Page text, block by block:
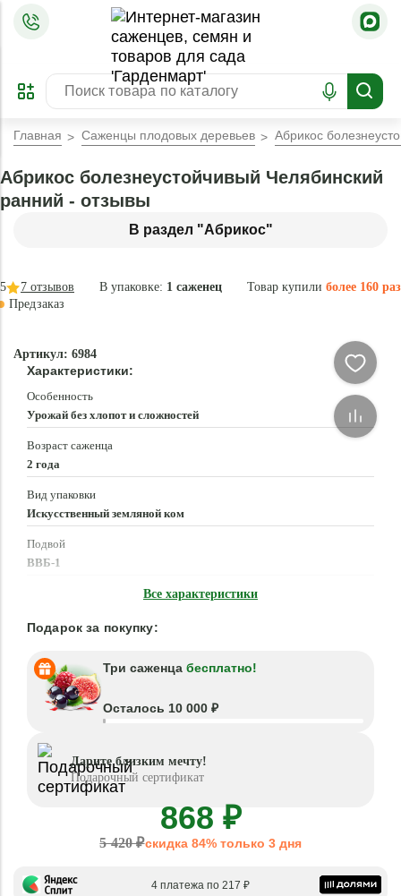
ПРЕДЗАКАЗ
ЗАБРОНИРОВАТЬ
ЛУЧШЕЕ
Главная Саженцы плодовых деревьев Абрикос
В раздел "Абрикос"
Абрикос болезнеустойчивый Челябинский
ранний - отзывы
В упаковке: 1 саженец Товар купили более 160 раз
5 7 отзывов
Предзаказ
Артикул: 6984
Характеристики:
Особенность
Урожай без хлопот и сложностей
Возраст саженца
2 года
Вид упаковки
Искусственный земляной ком
Подвой
ВВБ-1
Все характеристики
Подарок за покупку:
Три саженца бесплатно!
Осталось 10 000 ₽
Дарите близким мечту!
Подарочный сертификат
868 ₽
5 420 ₽скидка 84% только 3 дня
4 платежа по 217 ₽